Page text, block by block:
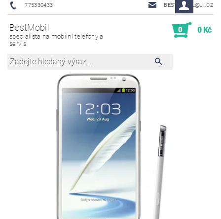
775330433 BESTMOBIL@JI.CZ
BestMobil
specialista na mobilní telefony a
servis
0 0 Kč